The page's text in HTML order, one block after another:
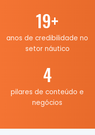
19+
anos de credibilidade no
setor náutico
4
pilares de conteúdo e
negócios